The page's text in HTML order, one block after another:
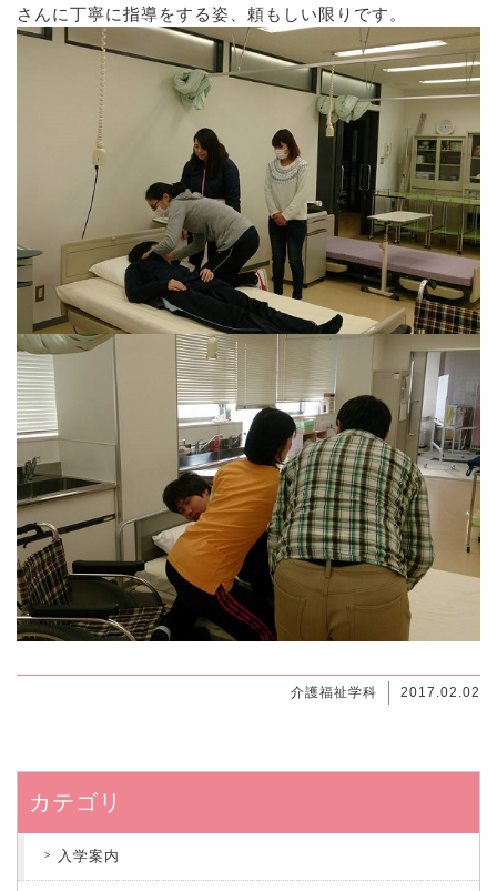
さんに丁寧に指導をする姿、頼もしい限りです。
介護福祉学科 2017.02.02
カテゴリ
入学案内